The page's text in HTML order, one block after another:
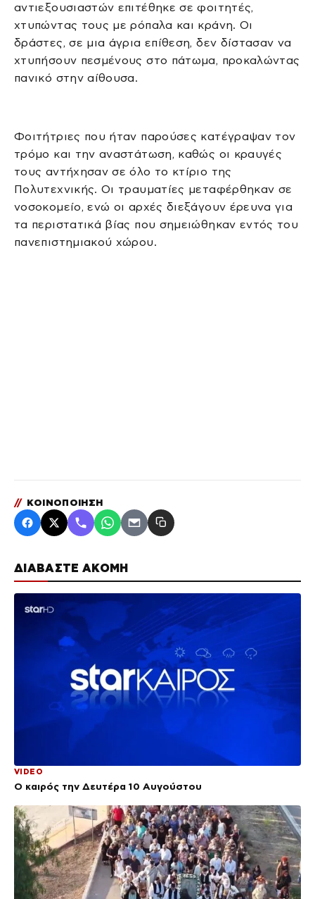
ΔΙΑΒΑΣΤΕ ΑΚΟΜΗ
VIDEO
Ο καιρός την Δευτέρα 10 Αυγούστου
αντιεξουσιαστών επιτέθηκε σε φοιτητές,
χτυπώντας τους με ρόπαλα και κράνη. Οι
δράστες, σε μια άγρια επίθεση, δεν δίστασαν να
χτυπήσουν πεσμένους στο πάτωμα, προκαλώντας
πανικό στην αίθουσα.
Φοιτήτριες που ήταν παρούσες κατέγραψαν τον
τρόμο και την αναστάτωση, καθώς οι κραυγές
τους αντήχησαν σε όλο το κτίριο της
Πολυτεχνικής. Οι τραυματίες μεταφέρθηκαν σε
νοσοκομείο, ενώ οι αρχές διεξάγουν έρευνα για
τα περιστατικά βίας που σημειώθηκαν εντός του
πανεπιστημιακού χώρου.
// ΚΟΙΝΟΠΟΙΗΣΗ